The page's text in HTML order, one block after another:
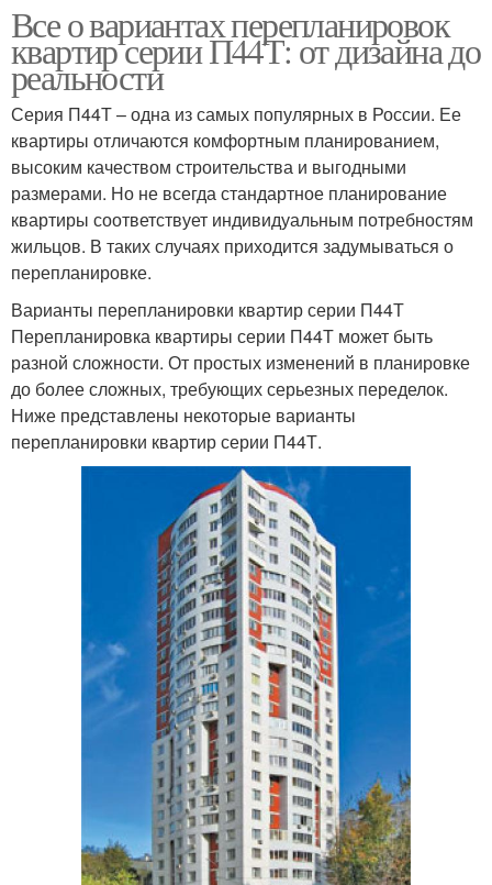
Все о вариантах перепланировок
квартир серии П44Т: от дизайна до
реальности
Серия П44Т – одна из самых популярных в России. Ее
квартиры отличаются комфортным планированием,
высоким качеством строительства и выгодными
размерами. Но не всегда стандартное планирование
квартиры соответствует индивидуальным потребностям
жильцов. В таких случаях приходится задумываться о
перепланировке.
Варианты перепланировки квартир серии П44Т
Перепланировка квартиры серии П44Т может быть
разной сложности. От простых изменений в планировке
до более сложных, требующих серьезных переделок.
Ниже представлены некоторые варианты
перепланировки квартир серии П44Т.